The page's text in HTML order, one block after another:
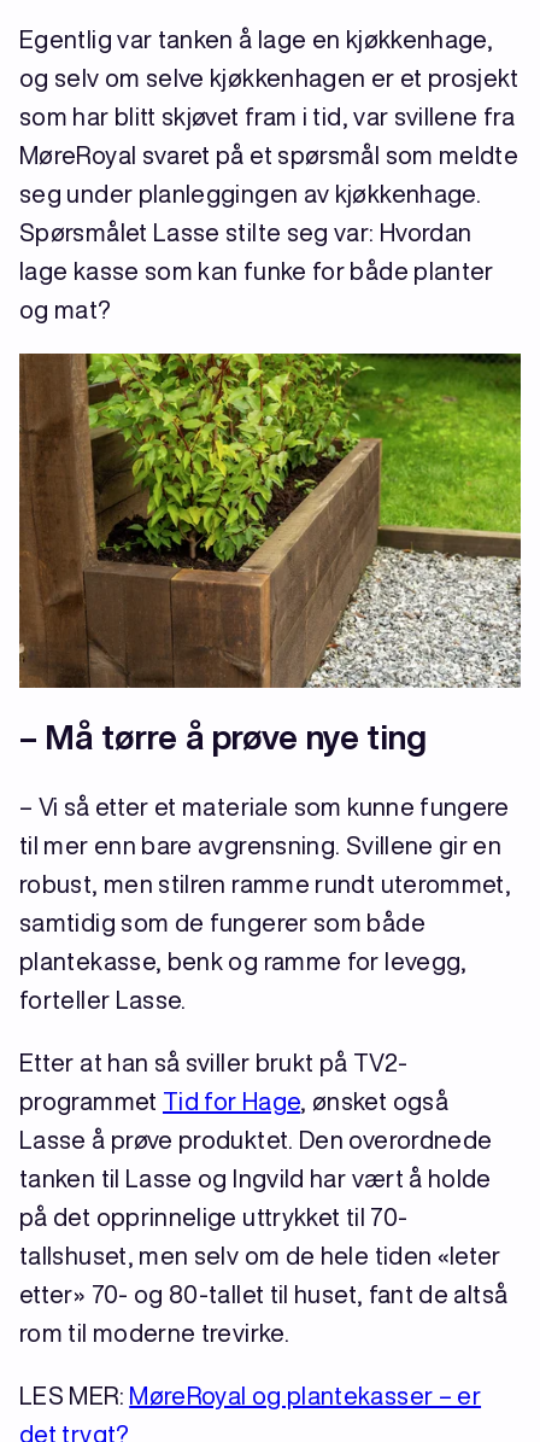
Egentlig var tanken å lage en kjøkkenhage,
og selv om selve kjøkkenhagen er et prosjekt
som har blitt skjøvet fram i tid, var svillene fra
MøreRoyal svaret på et spørsmål som meldte
seg under planleggingen av kjøkkenhage.
Spørsmålet Lasse stilte seg var: Hvordan
lage kasse som kan funke for både planter
og mat?
– Må tørre å prøve nye ting
– Vi så etter et materiale som kunne fungere
til mer enn bare avgrensning. Svillene gir en
robust, men stilren ramme rundt uterommet,
samtidig som de fungerer som både
plantekasse, benk og ramme for levegg,
forteller Lasse.
Etter at han så sviller brukt på TV2-
programmet Tid for Hage , ønsket også
Lasse å prøve produktet. Den overordnede
tanken til Lasse og Ingvild har vært å holde
på det opprinnelige uttrykket til 70-
tallshuset, men selv om de hele tiden «leter
etter» 70- og 80-tallet til huset, fant de altså
rom til moderne trevirke.
LES MER: MøreRoyal og plantekasser – er
det trygt?